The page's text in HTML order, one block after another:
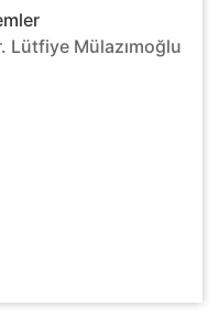
Lütfiye Mülazımoğlu